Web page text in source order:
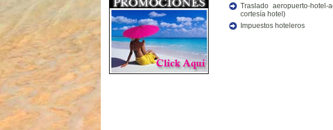
Traslado aeropuerto-hotel-
cortesía hotel)
Impuestos hoteleros